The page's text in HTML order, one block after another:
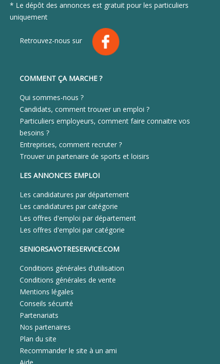
* Le dépôt des annonces est gratuit pour les particuliers
uniquement
Retrouvez-nous sur
COMMENT ÇA MARCHE ?
Qui sommes-nous ?
Candidats, comment trouver un emploi ?
Particuliers employeurs, comment faire connaitre vos
besoins ?
Entreprises, comment recruter ?
Trouver un partenaire de sports et loisirs
LES ANNONCES EMPLOI
Les candidatures par département
Les candidatures par catégorie
Les offres d'emploi par département
Les offres d'emploi par catégorie
SENIORSAVOTRESERVICE.COM
Conditions générales d'utilisation
Conditions générales de vente
Mentions légales
Conseils sécurité
Partenariats
Nos partenaires
Plan du site
Recommander le site à un ami
Aide